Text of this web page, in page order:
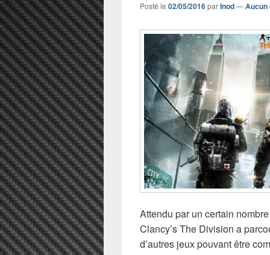
Posté le 02/05/2016parInod—Aucun
Attendu par un certain
Clancy’s The Division a
d’autres jeux pouvant être